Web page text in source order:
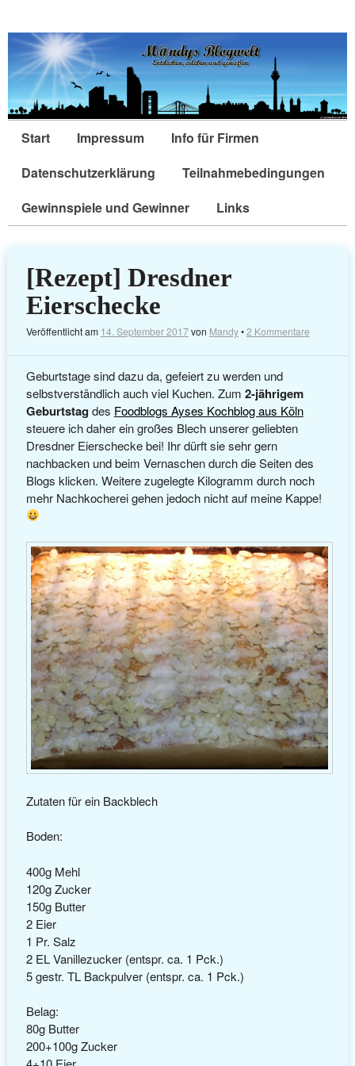
Start Impressum
Info für Firmen
Datenschutzerklärung
Teilnahmebedingungen
Gewinnspiele und Gewinner
Links
[Rezept] Dresdner
Eierschecke
Veröffentlicht am 14. September 2017von Mandy•2 Kommentare
Geburtstage sind dazu da, gefeiert zu werden und
selbstverständlich auch viel Kuchen. Zum 2-jährigem
Geburtstagdes Foodblogs Ayses Kochblog aus Köln
steuere ich daher ein großes Blech unserer geliebten
Dresdner Eierschecke bei! Ihr dürft sie sehr gern
nachbacken und beim Vernaschen durch die Seiten des
Blogs klicken. Weitere zugelegte Kilogramm durch noch
mehr Nachkocherei gehen jedoch nicht auf meine Kappe!
Zutaten für ein Backblech
Boden:
400g Mehl
120g Zucker
150g Butter
2 Eier
1 Pr. Salz
2 EL Vanillezucker (entspr. ca. 1 Pck.)
5 gestr. TL Backpulver (entspr. ca. 1 Pck.)
Belag:
80g Butter
200+100g Zucker